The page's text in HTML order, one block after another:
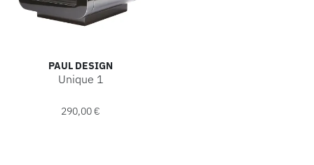
PAUL DESIGN
Unique 1
290,00 €